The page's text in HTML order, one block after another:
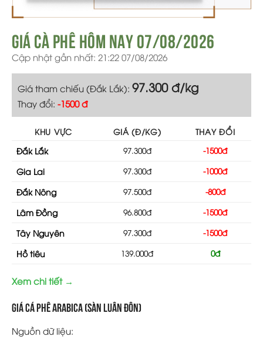
Giá cà phê hôm nay 07/08/2026
Cập nhật gần nhất: 21:22 07/08/2026
Giá tham chiếu (Đắk Lắk): 97.300 đ/kg
Thay đổi: -1500 đ
KHU VỰC GIÁ (Đ/KG) THAY ĐỔI
Đắk Lắk 97.300đ -1500đ
Gia Lai 97.300đ -1000đ
Đắk Nông 97.500đ -800đ
Lâm Đồng 96.800đ -1500đ
Tây Nguyên 97.300đ -1500đ
Hồ tiêu 139.000đ 0đ
Xem chi tiết →
Giá cá phê Arabica (Sàn Luân Đôn)
Nguồn dữ liệu: